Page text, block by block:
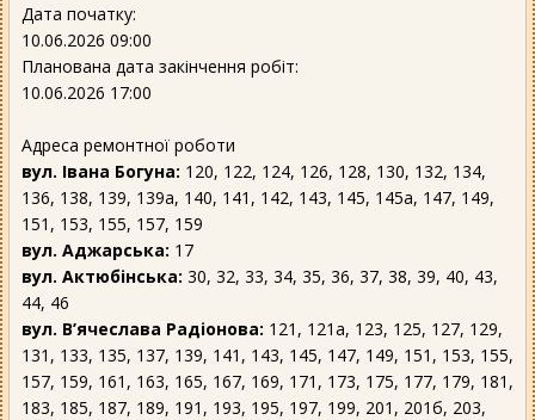
Дата початку:
10.06.2026 09:00
Планована дата закінчення робіт:
10.06.2026 17:00
Адреса ремонтної роботи
вул. Івана Богуна: 120, 122, 124, 126, 128, 130, 132, 134,
136, 138, 139, 139а, 140, 141, 142, 143, 145, 145а, 147, 149,
151, 153, 155, 157, 159
вул. Аджарська: 17
вул. Актюбінська: 30, 32, 33, 34, 35, 36, 37, 38, 39, 40, 43,
44, 46
вул. В’ячеслава Радіонова: 121, 121а, 123, 125, 127, 129,
131, 133, 135, 137, 139, 141, 143, 145, 147, 149, 151, 153, 155,
157, 159, 161, 163, 165, 167, 169, 171, 173, 175, 177, 179, 181,
183, 185, 187, 189, 191, 193, 195, 197, 199, 201, 201б, 203,